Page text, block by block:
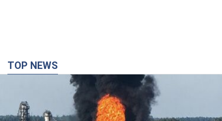
TOP NEWS